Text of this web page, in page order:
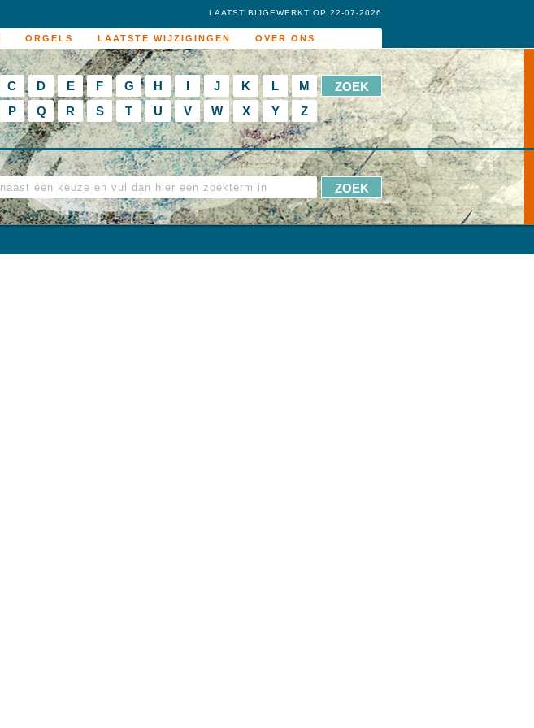
ORGELS LAATSTE WIJZIGINGEN OVER ONS
LAATST BIJGEWERKT OP 22-07-2026
C D E F G H I J K L
M
P Q R S T U V W X Y Z